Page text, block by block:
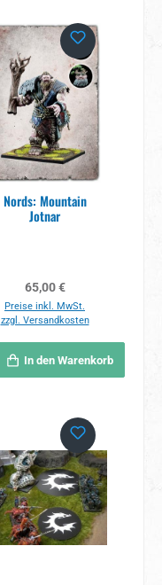
Nords: Mountain
Jotnar
Regulärer Preis:
65,00 €
Preise inkl. MwSt.
zzgl. Versandkosten
In den Warenkorb